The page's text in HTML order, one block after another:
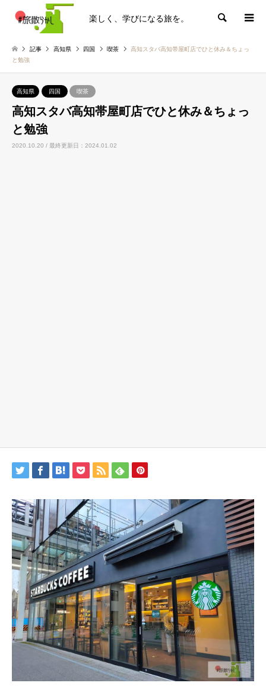
楽しく、学びになる旅を。 検索
記事 高知県 四国 喫茶
高知スタバ高知帯屋町店でひと休み＆ちょっ
と勉強
高知県 四国 喫茶
高知スタバ高知帯屋町店でひと休み＆ちょっ
と勉強
2020.10.20 / 最終更新日：2024.01.02